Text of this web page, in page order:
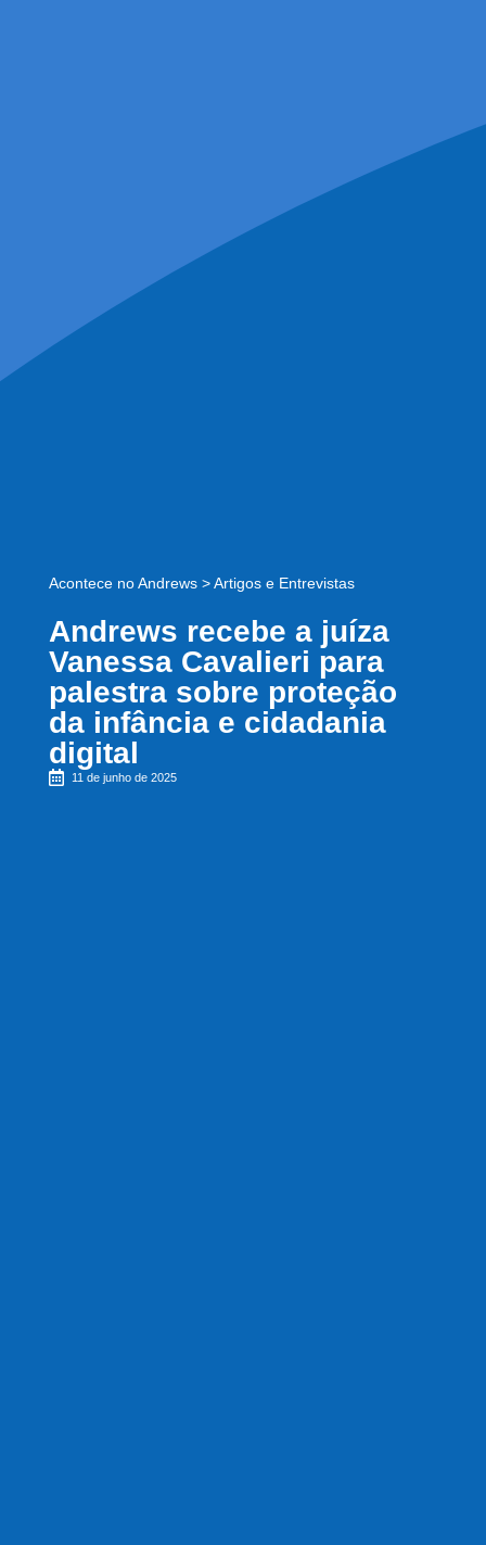
Acontece no Andrews>Artigos e Entrevistas
Andrews recebe a juíza
Vanessa Cavalieri para
palestra sobre proteção
da infância e cidadania
digital
11 de junho de 2025